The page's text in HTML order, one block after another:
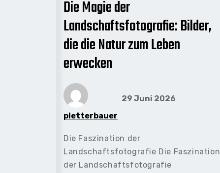
Die Magie der
Landschaftsfotografie: Bilder,
die die Natur zum Leben
erwecken
pletterbauer
29 Juni 2026
Die Faszination der
Landschaftsfotografie Die Faszination
der Landschaftsfotografie